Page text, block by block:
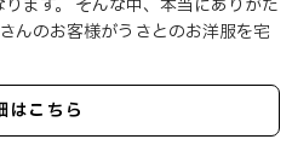
ります。 そんな中、本当にありがた
んのお客様がうさとのお洋服を宅
はこちら